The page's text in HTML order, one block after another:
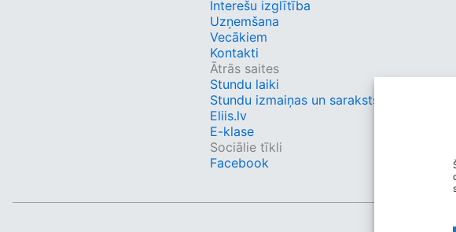
Interešu izglītība
Uzņemšana
Vecākiem
Kontakti
Ātrās saites
Stundu laiki
Stundu izmaiņas un saraksts
Eliis.lv
E-klase
Sociālie tīkli
Facebook